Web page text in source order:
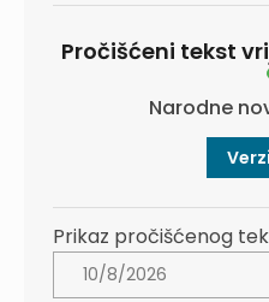
Pročišćeni tekst
Narodne
Prikaz pročišćenog